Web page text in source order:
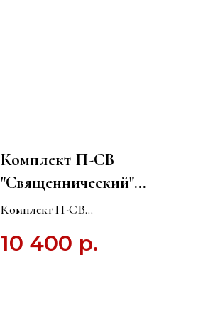
Комплект П-СВ
"Священнический"
П-СВ Подушка +
наличник
Комплект П-СВ
Подушка + покрывало +
10 400 р.